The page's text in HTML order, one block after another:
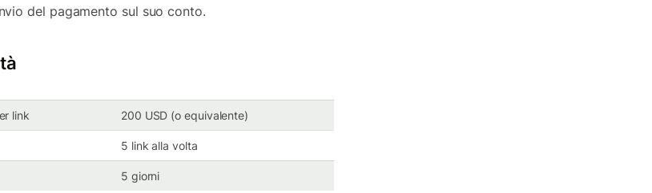
del pagamento sul suo conto.
link 200 USD (o equivalente)
5 link alla volta
5 giorni